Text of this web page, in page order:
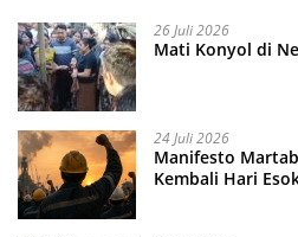
26 Juli 2026
Mati Konyol di
24 Juli 2026
Manifesto
Kembali Hari